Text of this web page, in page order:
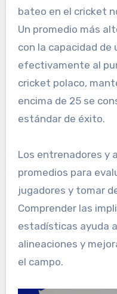
bateo en el cricket
Un promedio más
con la capacidad
efectivamente al
cricket polaco,
encima de 25 se
estándar de éxito.
Los entrenadores y
promedios para
jugadores y tomar
Comprender las
estadísticas ayuda
alineaciones y
el campo.